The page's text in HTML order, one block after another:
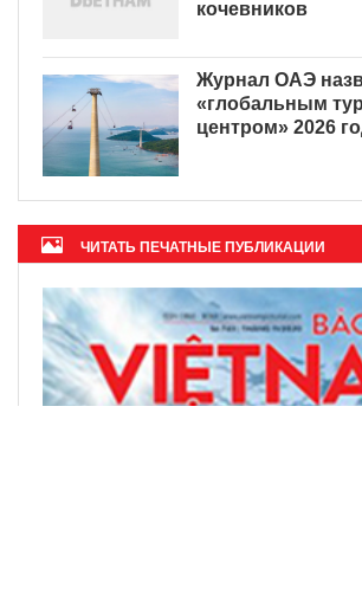
кочевников
Журнал ОАЭ
«глобальным
центром» 2026
ЧИТАТЬ ПЕЧАТНЫЕ ПУБЛИКАЦИИ